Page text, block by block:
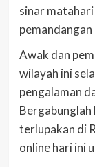
sinar
Awak dan
wilayah ini
pengalaman
Bergabunglah
terlupakan di
online hari ini